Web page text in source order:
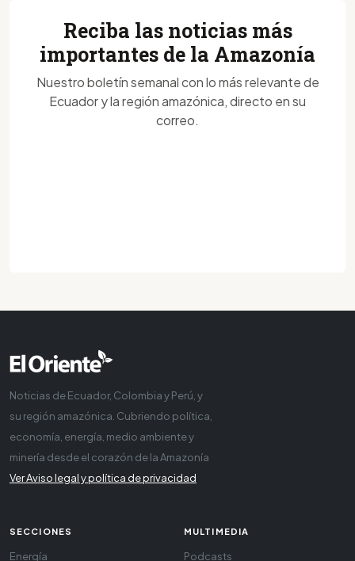
Reciba las noticias más
importantes de la Amazonía
Nuestro boletín semanal con lo más relevante de
Ecuador y la región amazónica, directo en su
correo.
Noticias de Ecuador, Colombia y Perú, y
su región amazónica. Cubriendo política,
economía, energía, medio ambiente y
minería desde el corazón de la Amazonía
Ver Aviso legal y política de privacidad
SECCIONES
Energía
MULTIMEDIA
Podcasts